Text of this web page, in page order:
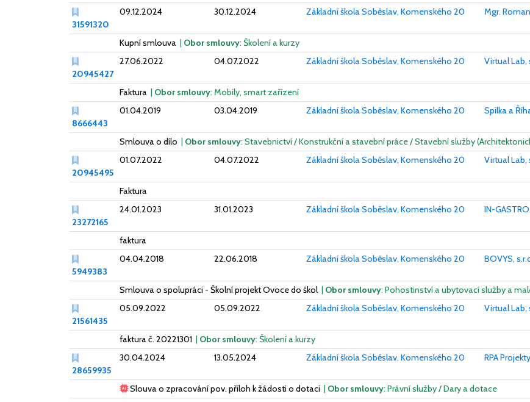
31591320
09.12.2024 30.12.2024 Základní škola Soběslav, Komenského 20 Mgr.
Kupní smlouva | Obor smlouvy: Školení a kurzy
20945427
27.06.2022 04.07.2022 Základní škola Soběslav, Komenského 20 Virtual Lab,
Faktura | Obor smlouvy: Mobily, smart zařízení
8666443
01.04.2019 03.04.2019 Základní škola Soběslav, Komenského 20 Spilka a
Smlouva o dílo | Obor smlouvy: Stavebnictví / Konstrukční a stavební práce / Stavební služby
20945495
01.07.2022 04.07.2022 Základní škola Soběslav, Komenského 20 Virtual Lab,
Faktura
23272165
24.01.2023 31.01.2023 Základní škola Soběslav, Komenského 20 IN-
faktura
5949383
04.04.2018 22.06.2018 Základní škola Soběslav, Komenského 20 BOVYS,
Smlouva o spolupráci - Školní projekt Ovoce do škol | Obor smlouvy: Pohostinství a ubytovací služby a
21561435
05.09.2022 05.09.2022 Základní škola Soběslav, Komenského 20 Virtual Lab,
faktura č. 20221301 | Obor smlouvy: Školení a kurzy
28659935
30.04.2024 13.05.2024 Základní škola Soběslav, Komenského 20 RPA
Slouva o zpracování pov. příloh k žádosti o dotaci | Obor smlouvy: Právní služby / Dary a dotace